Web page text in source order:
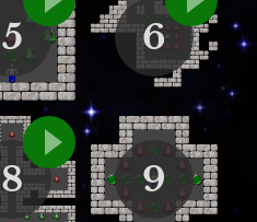
5 6
8 9